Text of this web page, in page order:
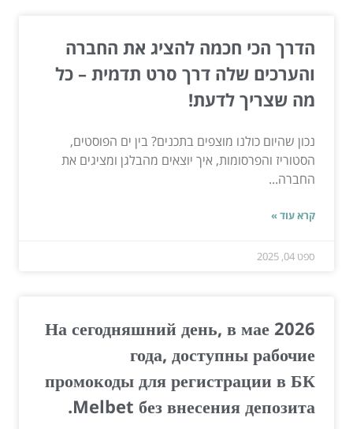
הדרך הכי חכמה להציג את החברה
והערכים שלה דרך סרט תדמית – כל
מה שצריך לדעת!
נכון שהיום כולנו מוצפים בתכנים? בין ים הפוסטים,
הסטוריז והפרסומות, איך יוצאים מהבלגן ומציגים את
החברה...
קרא עוד »
ספט 04, 2025
На сегодняшний день, в мае 2026
года, доступны рабочие
промокоды для регистрации в БК
Melbet без внесения депозита.